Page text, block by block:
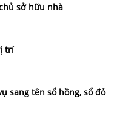
sở hữu nhà
trí
sang tên sổ hồng, sổ đỏ